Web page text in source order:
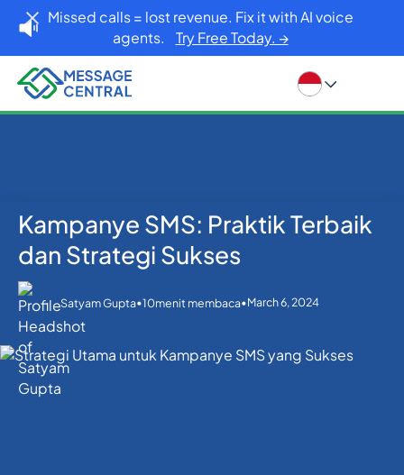
Missed calls = lost revenue. Fix it with AI voice
agents. Try Free Today. →
Rumah Blog
API SMS
Kampanye SMS: Praktik Terbaik dan Strategi Sukses
Kampanye SMS: Praktik Terbaik
dan Strategi Sukses
Satyam Gupta•10menit membaca•March 6, 2024